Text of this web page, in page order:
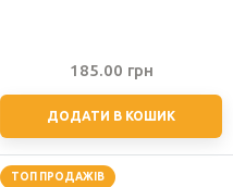
185.00 грн
ДОДАТИ В КОШИК
ТОП ПРОДАЖІВ